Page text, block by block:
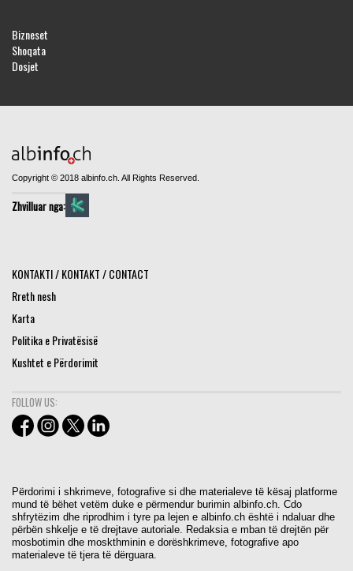
Bizneset
Shoqata
Dosjet
Copyright © 2018 albinfo.ch. All Rights Reserved.
Zhvilluar nga:
KONTAKTI / KONTAKT / CONTACT
Rreth nesh
Karta
Politika e Privatësisë
Kushtet e Përdorimit
FOLLOW US:
Përdorimi i shkrimeve, fotografive si dhe materialeve të kësaj platforme
mund të bëhet vetëm duke e përmendur burimin albinfo.ch. Cdo
shfrytëzim dhe riprodhim i tyre pa lejen e albinfo.ch është i ndaluar dhe
përbën shkelje e të drejtave autoriale. Redaksia e mban të drejtën për
mosbotimin dhe moskthminin e dorëshkrimeve, fotografive apo
materialeve të tjera të dërguara.